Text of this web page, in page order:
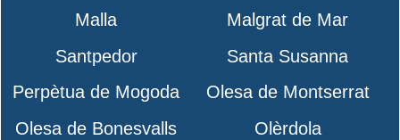
Malla
Malgrat de Mar
Santpedor
Santa Susanna
Perpètua de Mogoda
Olesa de Montserrat
Olesa de Bonesvalls
Olèrdola